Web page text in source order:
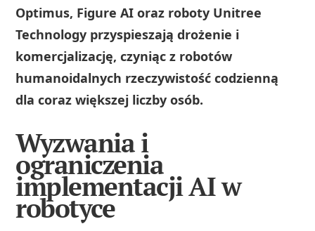
Optimus, Figure AI oraz roboty Unitree
Technology przyspieszają drożenie i
komercjalizację, czyniąc z robotów
humanoidalnych rzeczywistość codzienną
dla coraz większej liczby osób.
Wyzwania i
ograniczenia
implementacji AI w
robotyce